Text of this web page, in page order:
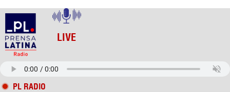
LIVE
PL RADIO